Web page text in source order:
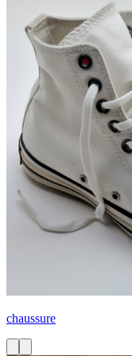
chaussure